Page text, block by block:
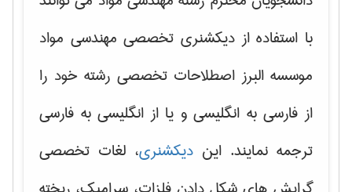
با استفاده از دیکشنری تخصصی مهندسی مواد
موسسه البرز اصطلاحات تخصصی رشته خود را
از فارسی به انگلیسی و یا از انگلیسی به فارسی
ترجمه نمایند. این دیکشنری، لغات تخصصی